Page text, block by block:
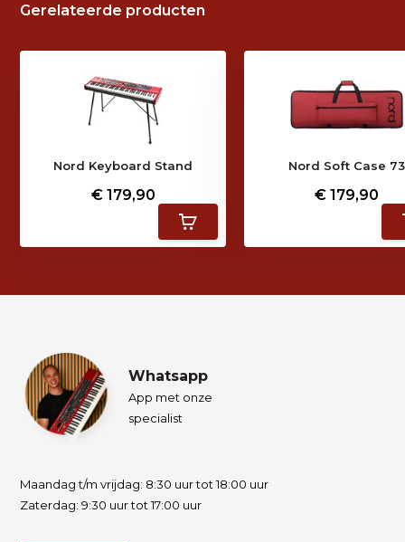
Gerelateerde producten
Nord Keyboard Stand
€ 179,90
Nord Soft Case 73
€ 179,90
Whatsapp
App met onze
specialist
Maandag t/m vrijdag: 8:30 uur tot 18:00 uur
Zaterdag: 9:30 uur tot 17:00 uur